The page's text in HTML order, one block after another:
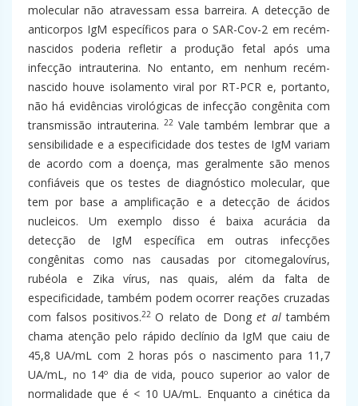
molecular não atravessam essa barreira. A detecção de
anticorpos IgM específicos para o SAR-Cov-2 em recém-
nascidos poderia refletir a produção fetal após uma
infecção intrauterina. No entanto, em nenhum recém-
nascido houve isolamento viral por RT-PCR e, portanto,
não há evidências virológicas de infecção congênita com
transmissão intrauterina.22 Vale também lembrar que a
sensibilidade e a especificidade dos testes de IgM variam
de acordo com a doença, mas geralmente são menos
confiáveis que os testes de diagnóstico molecular, que
tem por base a amplificação e a detecção de ácidos
nucleicos. Um exemplo disso é baixa acurácia da
detecção de IgM específica em outras infecções
congênitas como nas causadas por citomegalovírus,
rubéola e Zika vírus, nas quais, além da falta de
especificidade, também podem ocorrer reações cruzadas
com falsos positivos.22O relato de Donget altambém
chama atenção pelo rápido declínio da IgM que caiu de
45,8 UA/mL com 2 horas pós o nascimento para 11,7
UA/mL, no 14º dia de vida, pouco superior ao valor de
normalidade que é < 10 UA/mL. Enquanto a cinética da